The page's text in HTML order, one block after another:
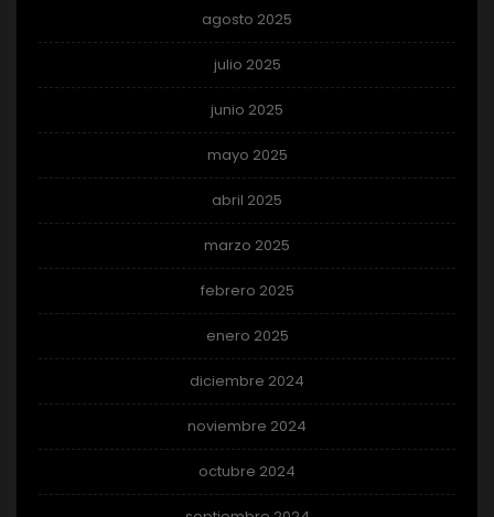
agosto 2025
julio 2025
junio 2025
mayo 2025
abril 2025
marzo 2025
febrero 2025
enero 2025
diciembre 2024
noviembre 2024
octubre 2024